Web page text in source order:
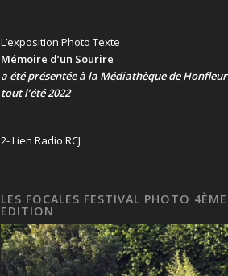
L’exposition Photo Texte
Mémoire d’un Sourire
a été présentéeà la Médiathèque de Honfleur
tout l’été 2022
2- Lien Radio RCJ
LES FOCALES FESTIVAL PHOTO 4ÈME
EDITION